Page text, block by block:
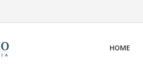
HOME